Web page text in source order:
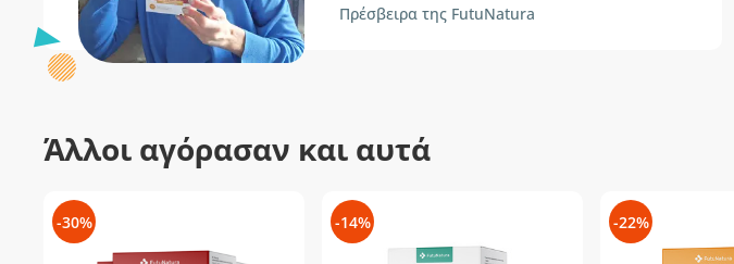
Πρέσβειρα της FutuNatura
Άλλοι αγόρασαν και αυτά
-30% -14% -22%